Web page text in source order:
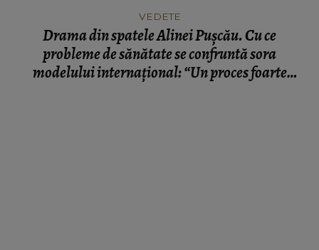
VEDETE
Drama din spatele Alinei Pușcău. Cu ce
probleme de sănătate se confruntă sora
modelului internațional: “Un proces foarte